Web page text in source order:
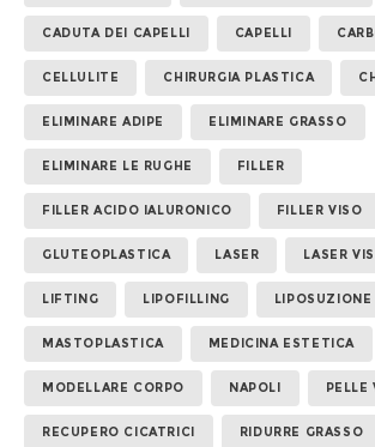
CADUTA DEI CAPELLI CAPELLI
CELLULITE CHIRURGIA PLASTICA
ELIMINARE ADIPE ELIMINARE GRASSO
ELIMINARE LE RUGHE FILLER
FILLER ACIDO IALURONICO FILLER VISO
GLUTEOPLASTICA LASER LASER
LIFTING LIPOFILLING LIPOSUZIONE
MASTOPLASTICA MEDICINA ESTETICA
MODELLARE CORPO NAPOLI PELLE
RECUPERO CICATRICI RIDURRE GRASSO